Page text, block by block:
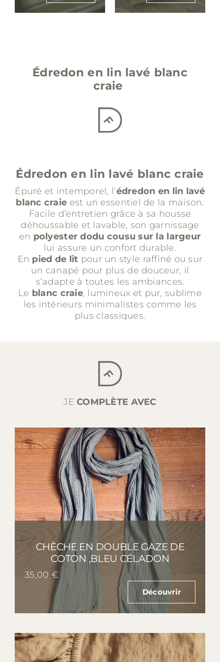
Édredon en lin lavé blanc
craie
Édredon en lin lavé blanc craie
Épuré et intemporel, l’édredon en lin lavé
blanc craie est un essentiel de la maison.
Facile d’entretien grâce à sa housse
déhoussable et lavable, son garnissage
en polyester dodu cousu sur la largeur
lui assure un confort durable.
En pied de lit pour un style raffiné ou sur
un canapé pour plus de douceur, il
s’adapte à toutes les ambiances.
Le blanc craie, lumineux et pur, sublime
les intérieurs minimalistes comme les
plus classiques.
JECOMPLÈTE AVEC
CHÈCHE EN DOUBLE GAZE DE
COTON ,BLEU CÉLADON
35,00 €
Découvrir